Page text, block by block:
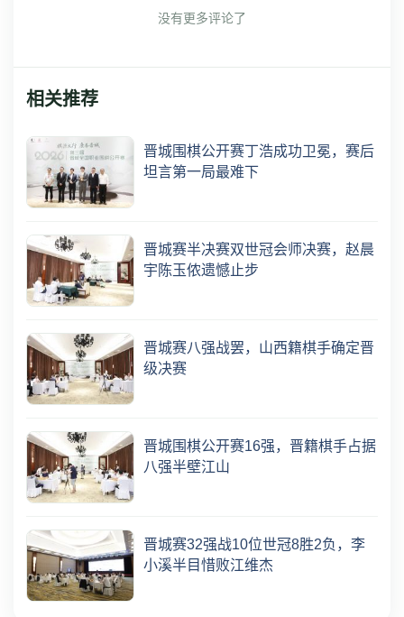
没有更多评论了
相关推荐
晋城围棋公开赛丁浩成功卫冕，赛后
坦言第一局最难下
晋城赛半决赛双世冠会师决赛，赵晨
宇陈玉侬遗憾止步
晋城赛八强战罢，山西籍棋手确定晋
级决赛
晋城围棋公开赛16强，晋籍棋手占据
八强半壁江山
晋城赛32强战10位世冠8胜2负，李
小溪半目惜败江维杰